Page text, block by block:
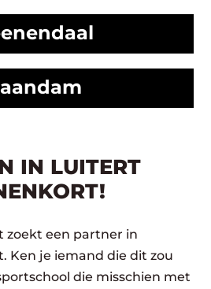
IN LUITERT
zoekt een partner in
Ken je iemand die dit zou
die misschien met